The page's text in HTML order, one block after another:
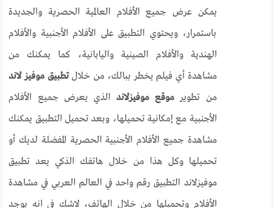
يمكن عرض جميع الأفلام العالمية الحصرية والجديدة
باستمرار، ويحتوي التطبيق على الأفلام الأجنبية والأفلام
الهندية والأفلام الصينية واليابانية، كما يمكنك من
مشاهدة أي فيلم يخطر ببالك، من خلالتطبيق موفيز لاند
من تطوير موقع موفيزلاندالذي يعرض جميع الأفلام
الأجنبية مع إمكانية تحميلها، وبعد تحميل التطبيق يمكنك
مشاهدة جميع الأفلام الأجنبية الحصرية المفضلة لديك أو
تحميلها وكل هذا من خلال هاتفك الذكي يعد تطبيق
موفيزلاند التطبيق رقم واحد في العالم العربي في مشاهدة
الأفلام وتحميلها من خلال الهاتف، لاشك في انه يوجد